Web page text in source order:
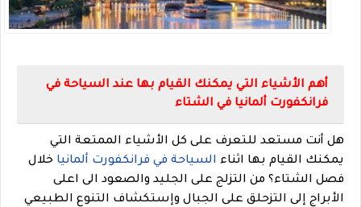
أهم الأشياء التي يمكنك القيام بها عند السياحة في
فرانكفورت ألمانيا في الشتاء
هل أنت مستعد للتعرف على كل الأشياء الممتعة التي
يمكنك القيام بها اثناء السياحة في فرانكفورت ألمانيا خلال
فصل الشتاء؟ من التزلج على الجليد والصعود الى اعلى
الأبراج إلى التزحلق على الجبال وإستكشاف التنوع الطبيعي